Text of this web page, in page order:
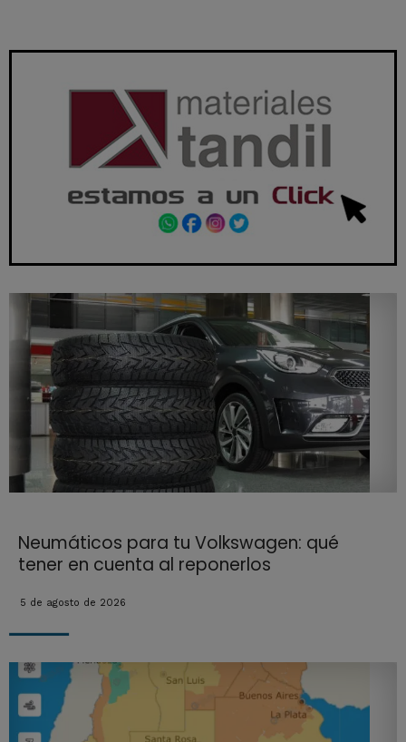
Neumáticos para tu Volkswagen: qué
tener en cuenta al reponerlos
5 de agosto de 2026